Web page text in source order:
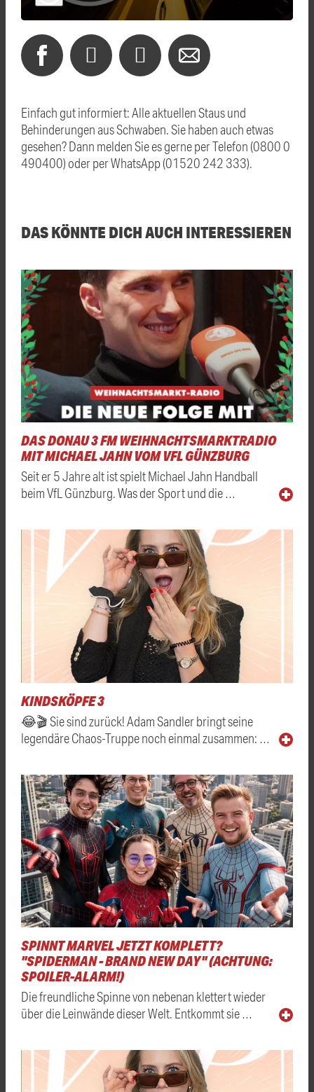
Einfach gut informiert: Alle aktuellen Staus und
Behinderungen aus Schwaben. Sie haben auch etwas
gesehen? Dann melden Sie es gerne per Telefon (0800 0
490400) oder per WhatsApp (01520 242 333).
DAS KÖNNTE DICH AUCH INTERESSIEREN
DAS DONAU 3 FM WEIHNACHTSMARKTRADIO
MIT MICHAEL JAHN VOM VFL GÜNZBURG
Seit er 5 Jahre alt ist spielt Michael Jahn Handball
beim VfL Günzburg. Was der Sport und die …
KINDSKÖPFE 3
😂🎬 Sie sind zurück! Adam Sandler bringt seine
legendäre Chaos-Truppe noch einmal zusammen: …
SPINNT MARVEL JETZT KOMPLETT?
"SPIDERMAN - BRAND NEW DAY" (ACHTUNG:
SPOILER-ALARM!)
Die freundliche Spinne von nebenan klettert wieder
über die Leinwände dieser Welt. Entkommt sie …